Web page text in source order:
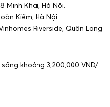
Minh Khai, Hà Nội.
Kiếm, Hà Nội.
Riverside, Quận Long
khoảng 3,200,000 VND/